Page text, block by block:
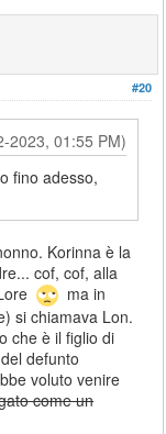
#20
2023, 01:55 PM)
fino adesso,
Korinna è la
cof, cof, alla
Lore
ma in
si chiamava Lon.
che è il figlio di
defunto
voluto venire
come un